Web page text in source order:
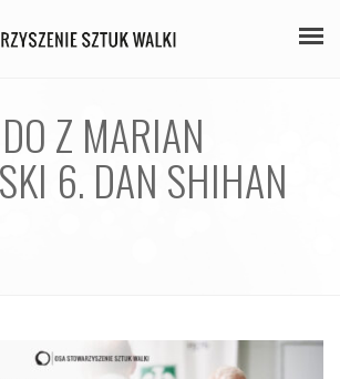
STAŻE
GALERIA
KONTAKT
Z MARIAN
6. DAN SHIHAN